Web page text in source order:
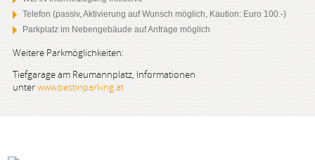
Telefon (passiv, Aktivierung auf Wunsch möglich, Kaution: Euro 100.-)
Parkplatz im Nebengebäude auf Anfrage möglich
Weitere Parkmöglichkeiten:
Tiefgarage am Reumannplatz, Informationen
unterwww.bestinparking.at